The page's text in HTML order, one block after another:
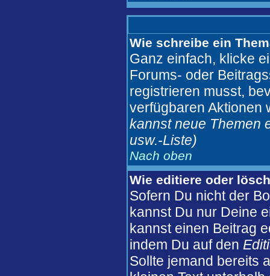
Wie schreibe ein
Ganz einfach, klicke
Forums- oder
registrieren musst,
verfügbaren Aktionen
kannst neue Themen
usw.-Liste)
Nach oben
Wie editiere oder
Sofern Du nicht der
kannst Du nur Deine
kannst einen Beitrag
indem Du auf den
Sollte jemand bereits